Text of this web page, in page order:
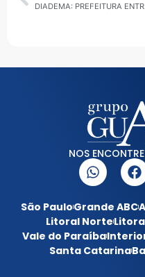
NOS
São PauloGrande ABC
Litoral Norte
Vale do Paraíba
Santa Catarina